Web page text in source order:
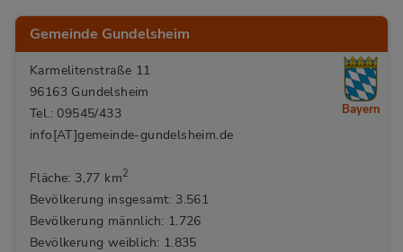
Gemeinde Gundelsheim
Karmelitenstraße 11
96163 Gundelsheim
Tel.: 09545/433
info[AT]gemeinde-gundelsheim.de
Fläche: 3,77 km2
Bevölkerung insgesamt: 3.561
Bevölkerung männlich: 1.726
Bevölkerung weiblich: 1.835
Bayern